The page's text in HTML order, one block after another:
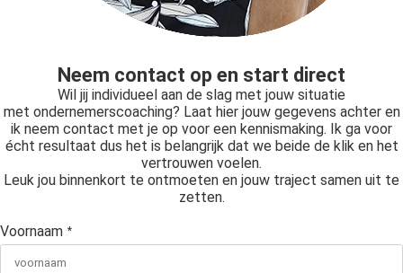
Neem contact op en start direct
Wil jij individueel aan de slag met jouw situatie
met ondernemerscoaching? Laat hier jouw gegevens achter en
ik neem contact met je op voor een kennismaking. Ik ga voor
écht resultaat dus het is belangrijk dat we beide de klik en het
vertrouwen voelen.
Leuk jou binnenkort te ontmoeten en jouw traject samen uit te
zetten.
Voornaam *